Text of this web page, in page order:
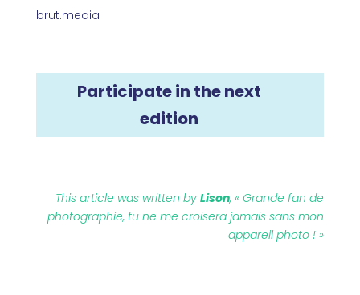
brut.media
Participate in the next
edition
This article was written byLison, « Grande fan de
photographie, tu ne me croisera jamais sans mon
appareil photo ! »